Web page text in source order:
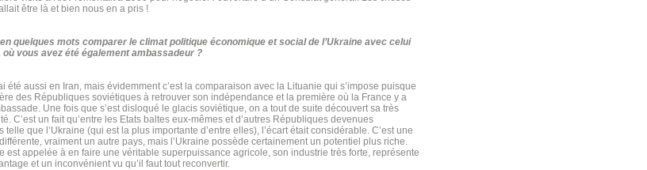
être là et bien nous en a pris !
quelques mots comparer le climat politique économique et social de l’Ukraine avec celui
où vous avez été également ambassadeur ?
été aussi en Iran, mais évidemment c’est la comparaison avec la Lituanie qui s’impose puisque
des Républiques soviétiques à retrouver son indépendance et la première où la France y a
Une fois que s’est disloqué le glacis soviétique, on a tout de suite découvert sa très
C’est un fait qu’entre les Etats baltes eux-mêmes et d’autres Républiques devenues
telle que l’Ukraine (qui est la plus importante d’entre elles), l’écart était considérable. C’est une
vraiment un autre pays, mais l’Ukraine possède certainement un potentiel plus riche.
est appelée à en faire une véritable superpuissance agricole, son industrie très forte, représente
et un inconvénient vu qu’il faut tout reconvertir.